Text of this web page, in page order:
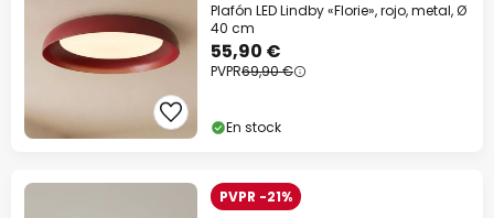
Plafón LED Lindby «Florie», rojo, metal, Ø
40 cm
55,90 €
PVPR69,90 €
En stock
PVPR -21%